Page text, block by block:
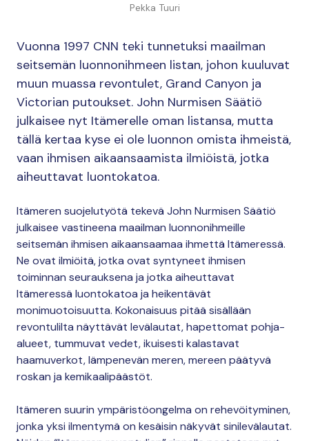
Pekka Tuuri
Vuonna 1997 CNN teki tunnetuksi maailman
seitsemän luonnonihmeen listan, johon kuuluvat
muun muassa revontulet, Grand Canyon ja
Victorian putoukset. John Nurmisen Säätiö
julkaisee nyt Itämerelle oman listansa, mutta
tällä kertaa kyse ei ole luonnon omista ihmeistä,
vaan ihmisen aikaansaamista ilmiöistä, jotka
aiheuttavat luontokatoa.
Itämeren suojelutyötä tekevä John Nurmisen Säätiö
julkaisee vastineena maailman luonnonihmeille
seitsemän ihmisen aikaansaamaa ihmettä Itämeressä.
Ne ovat ilmiöitä, jotka ovat syntyneet ihmisen
toiminnan seurauksena ja jotka aiheuttavat
Itämeressä luontokatoa ja heikentävät
monimuotoisuutta. Kokonaisuus pitää sisällään
revontulilta näyttävät levälautat, hapettomat pohja-
alueet, tummuvat vedet, ikuisesti kalastavat
haamuverkot, lämpenevän meren, mereen päätyvä
roskan ja kemikaalipäästöt.
Itämeren suurin ympäristöongelma on rehevöityminen,
jonka yksi ilmentymä on kesäisin näkyvät sinilevälautat.